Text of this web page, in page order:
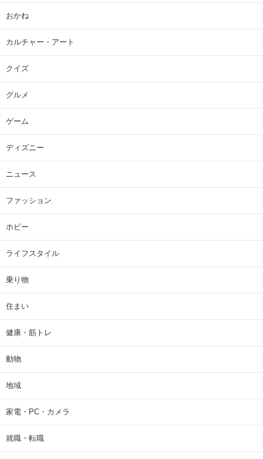
おかね
カルチャー・アート
クイズ
グルメ
ゲーム
ディズニー
ニュース
ファッション
ホビー
ライフスタイル
乗り物
住まい
健康・筋トレ
動物
地域
家電・PC・カメラ
就職・転職